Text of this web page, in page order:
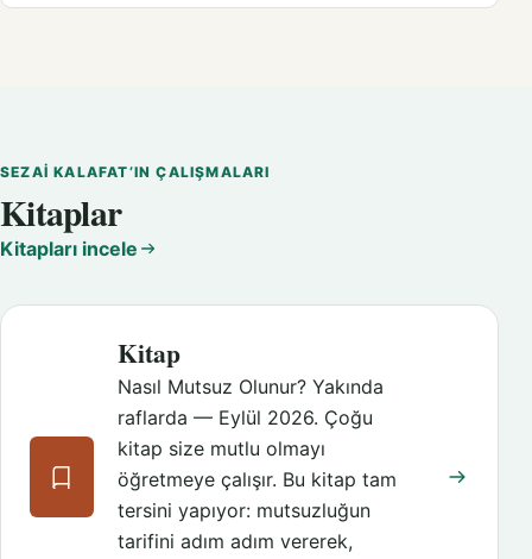
SEZAI KALAFAT’IN ÇALIŞMALARI
Kitaplar
Kitapları incele
Kitap
Nasıl Mutsuz Olunur? Yakında
raflarda — Eylül 2026. Çoğu
kitap size mutlu olmayı
öğretmeye çalışır. Bu kitap tam
tersini yapıyor: mutsuzluğun
tarifini adım adım vererek,